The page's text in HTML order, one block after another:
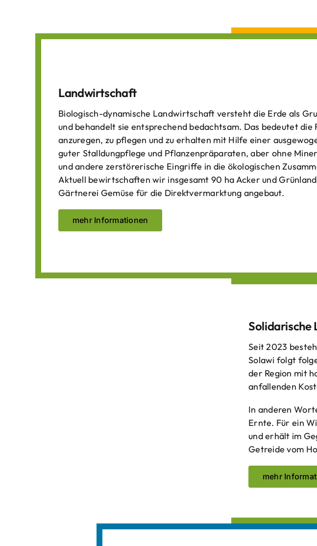
Landwirtschaft
Biologisch-dynamische Landwirtschaft versteht die Erde als
und behandelt sie entsprechend bedachtsam. Das bedeutet
anzuregen, zu pflegen und zu erhalten mit Hilfe einer
guter Stalldungpflege und Pflanzenpräparaten, aber ohne
und andere zerstörerische Eingriffe in die ökologischen
Aktuell bewirtschaften wir insgesamt 90 ha Acker und
Gärtnerei Gemüse für die Direktvermarktung angebaut.
mehr Informationen
Solidarische
Seit 2023
Solawi folgt
der Region mit
anfallenden
In anderen
Ernte. Für ein
und erhält im
Getreide vom
mehr